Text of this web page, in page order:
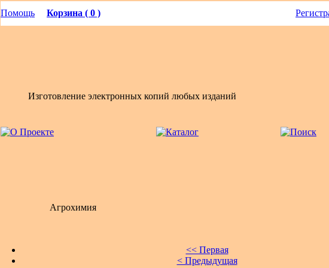
Помощь Корзина ( 0 )
Изготовление электронных копий любых изданий
Агрохимия
<< Первая
< Предыдущая